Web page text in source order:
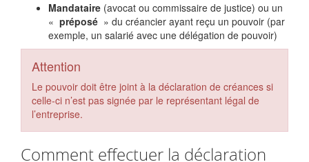
Mandataire (avocat ou commissaire de justice) ou un
« préposé » du créancier ayant reçu un pouvoir (par
exemple, un salarié avec une délégation de pouvoir)
Attention
Le pouvoir doit être joint à la déclaration de créances si
celle-ci n’est pas signée par le représentant légal de
l’entreprise.
Comment effectuer la déclaration